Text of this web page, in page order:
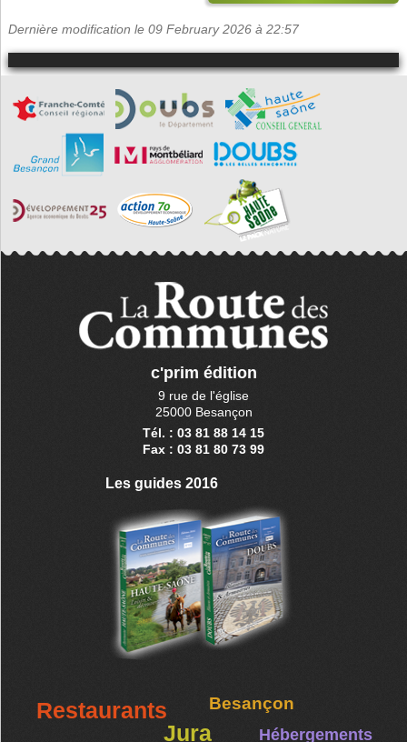
Dernière modification le 09 February 2026 à 22:57
c'prim édition
9 rue de l'église
25000 Besançon
Tél. : 03 81 88 14 15
Fax : 03 81 80 73 99
Les guides 2016
Restaurants Besançon
Jura Hébergements